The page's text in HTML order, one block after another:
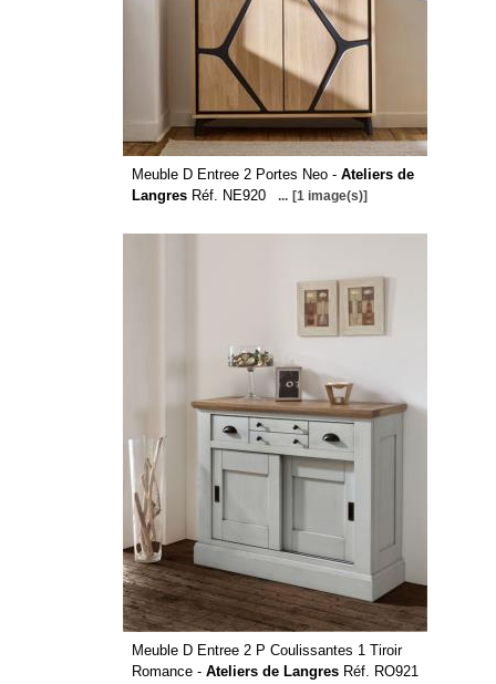
Meuble D Entree 2 Portes Neo - Ateliers de
LangresRéf. NE920 ... [1 image(s)]
Meuble D Entree 2 P Coulissantes 1 Tiroir
Romance - Ateliers de LangresRéf. RO921